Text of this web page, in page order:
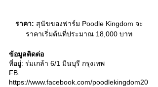
ราคา: สุนัขของฟาร์ม Poodle Kingdom จะ
ราคาเริ่มต้นที่ประมาณ 18,000 บาท
ข้อมูลติดต่อ
ที่อยู่: ร่มเกล้า 6/1 มีนบุรี กรุงเทพ
FB:
https://www.facebook.com/poodlekingdom20